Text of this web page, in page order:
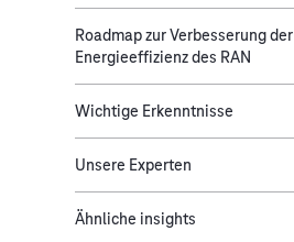
Roadmap zur Verbesserung der
Energieeffizienz des RAN
Wichtige Erkenntnisse
Unsere Experten
Ähnliche insights